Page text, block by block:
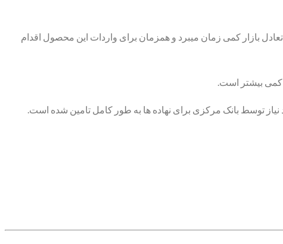
بازار کمی زمان میبرد و همزمان برای واردات این محصول اقدام
توسط بانک مرکزی برای نهاده ها به طور کامل تامین شده است.